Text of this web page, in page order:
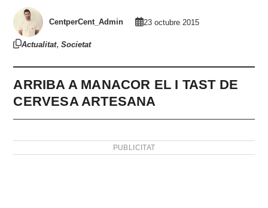
CentperCent_Admin 23 octubre 2015
Actualitat,Societat
ARRIBA A MANACOR EL I TAST DE
CERVESA ARTESANA
PUBLICITAT